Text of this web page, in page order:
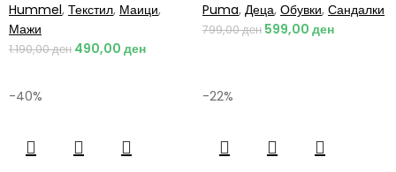
Hummel, Текстил, Маици,
Мажи
1.190,00ден 490,00 ден
Puma, Деца, Обувки, Сандалки
799,00ден 599,00 ден
-40% -22%